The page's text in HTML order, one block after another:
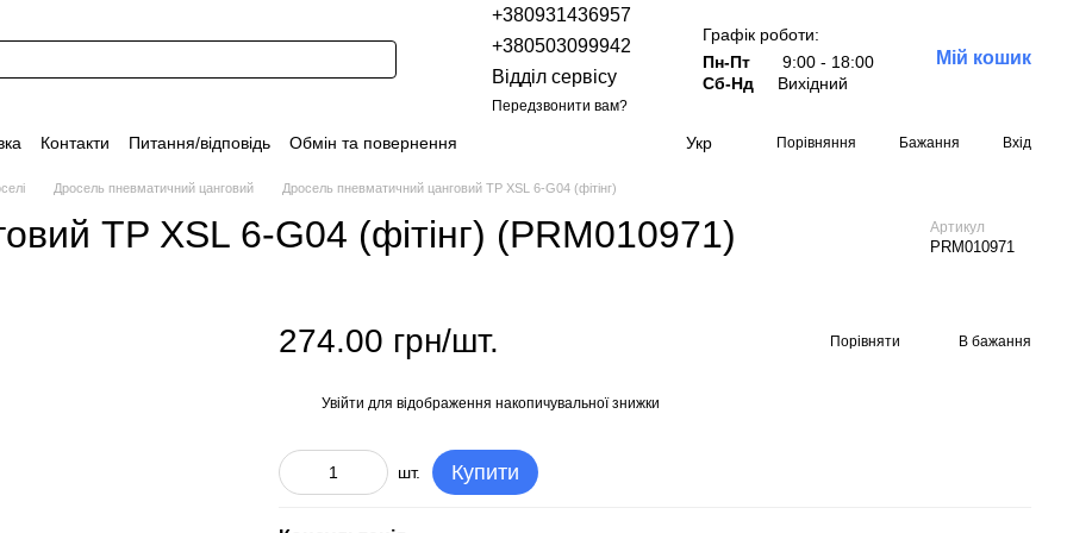
+380931436957
+380503099942
Відділ сервісу
Передзвонити вам?
Графік роботи:
Пн-Пт
9:00 - 18:00
Сб-Нд
Вихідний
Мій кошик
Контакти Питання/відповідь
Обмін та повернення
Політика конфіденційності Договір оферти Розпродаж
Укр Порівняння Бажання Вхід
Дросель пневматичний цанговий Дросель пневматичний цанговий TP XSL 6-G04 (фітінг)
TP XSL 6-G04 (фітінг) (PRM010971) Артикул
PRM010971
274.00 грн/шт. Порівняти В бажання
Увійти для відображення накопичувальної знижки
шт. Купити